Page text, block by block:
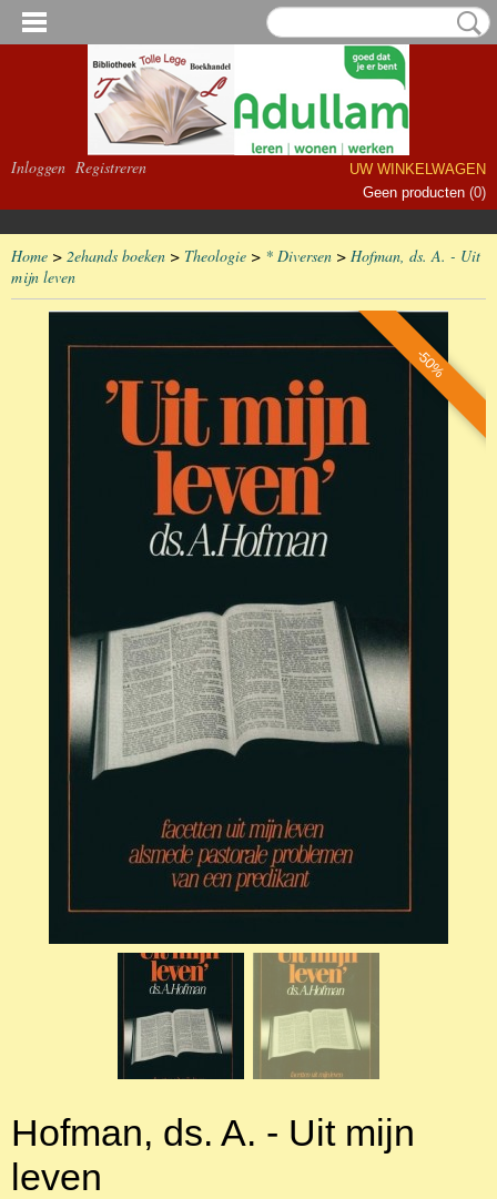
Inloggen Registreren
UW WINKELWAGEN
Geen producten (0)
Home > 2ehands boeken > Theologie > * Diversen > Hofman, ds. A. - Uit
mijn leven
-50%
Hofman, ds. A. - Uit mijn
leven